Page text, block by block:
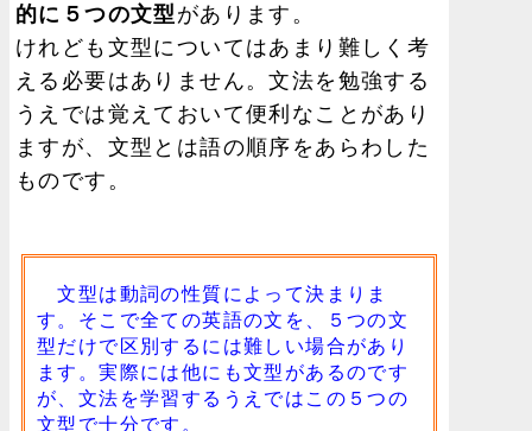
的に５つの文型 があります。
けれども文型についてはあまり難しく考
える必要はありません。文法を勉強する
うえでは覚えておいて便利なことがあり
ますが、文型とは語の順序をあらわした
ものです。
文型は動詞の性質によって決まりま
す。そこで全ての英語の文を、５つの文
型だけで区別するには難しい場合があり
ます。実際には他にも文型があるのです
が、文法を学習するうえではこの５つの
文型で十分です。